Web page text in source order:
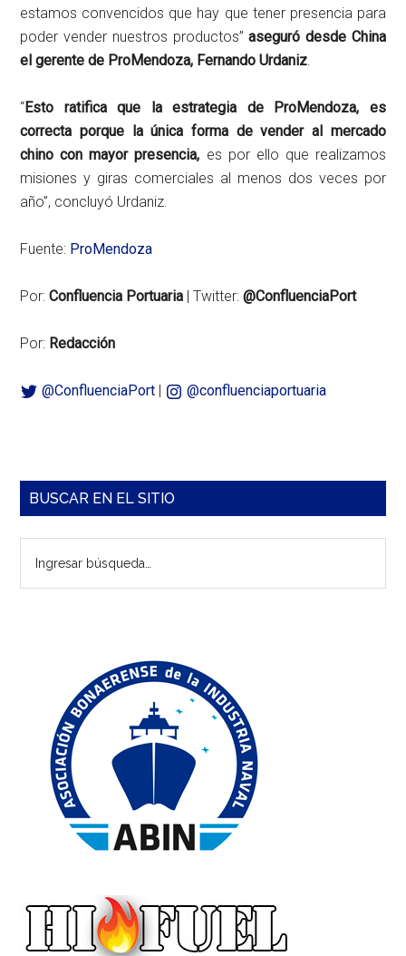
estamos convencidos que hay que tener presencia para
poder vender nuestros productos”aseguró desde China
el gerente de ProMendoza, Fernando Urdaniz
“Esto ratifica que la estrategia de ProMendoza, es
correcta porque la única forma de vender al mercado
chino con mayor presencia, es por ello que realizamos
misiones y giras comerciales al menos dos veces por
año”, concluyó Urdaniz.
Fuente: ProMendoza
Por:Confluencia Portuaria | Twitter:@ConfluenciaPort
Por: Redacción
@ConfluenciaPort | @confluenciaportuaria
Barra
principal
BUSCAR EN EL SITIO
búsqueda…